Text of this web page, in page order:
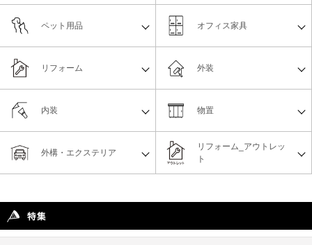
ペット用品 オフィス家具
リフォーム
リフォーム_アウトレッ
ト
物置
外構・エクステリア
外装
内装